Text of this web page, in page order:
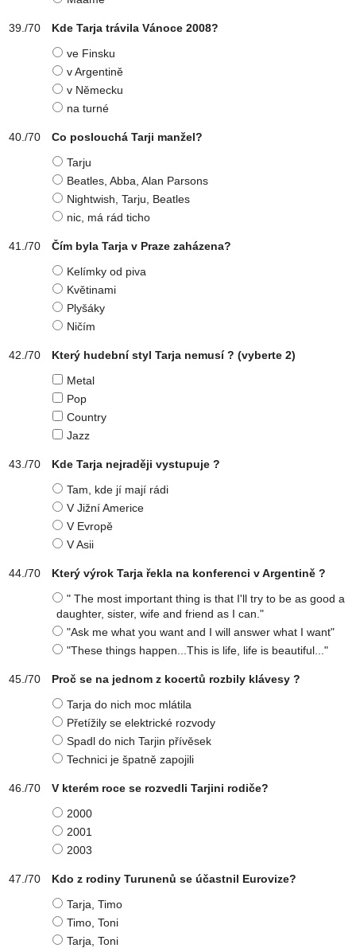
Kde Tarja trávila Vánoce 2008?
ve Finsku
v Argentině
v Německu
na turné
Co poslouchá Tarji manžel?
Tarju
Beatles, Abba, Alan Parsons
Nightwish, Tarju, Beatles
nic, má rád ticho
Čím byla Tarja v Praze zaházena?
Kelímky od piva
Květinami
Plyšáky
Ničím
Který hudební styl Tarja nemusí ? (vyberte 2)
Metal
Pop
Country
Jazz
Kde Tarja nejraději vystupuje ?
Tam, kde jí mají rádi
V Jižní Americe
V Evropě
V Asii
Který výrok Tarja řekla na konferenci v Argentině ?
" The most important thing is that I'll try to be as good a
daughter, sister, wife and friend as I can."
"Ask me what you want and I will answer what I want"
"These things happen...This is life, life is beautiful..."
Proč se na jednom z kocertů rozbily klávesy ?
Tarja do nich moc mlátila
Přetížily se elektrické rozvody
Spadl do nich Tarjin přívěsek
Technici je špatně zapojili
V kterém roce se rozvedli Tarjini rodiče?
2000
2001
2003
Kdo z rodiny Turunenů se účastnil Eurovize?
Tarja, Timo
Timo, Toni
Tarja, Toni